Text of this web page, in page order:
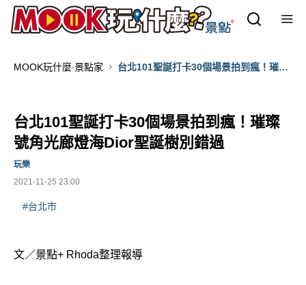
MOOK玩什麼‧景點家
台北101聖誕打卡30個場景拍到瘋！璀璨
台北101聖誕打卡30個場景拍到瘋！璀璨
號角光廊燈海Dior聖誕樹別錯過
2021-11-25 23:00
玩樂
#台北市
文／景點+ Rhoda整理報導